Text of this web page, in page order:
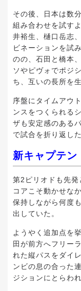
その後、日本は数
組み合わせを試す
井裕生、樋口岳志
ビネーションを試
のの、石田と橋本
ソやピヴォでポジ
ち、互いの長所を
序盤にタイムアウ
ンスをつくられる
ザも安定感のある
で試合を折り返した
新キャプテ
第2ピリオドも先
コアこそ動かせな
保持しながら何度
出していた。
ようやく追加点を
田が前方へフリー
れた縦パスをダイ
ンビの息の合った
ジションにとらわ